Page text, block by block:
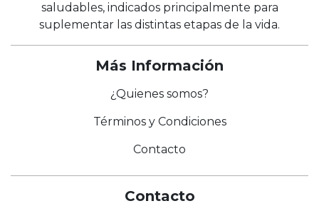
saludables, indicados principalmente para
suplementar las distintas etapas de la vida.
Más Información
¿Quienes somos?
Términos y Condiciones
Contacto
Contacto